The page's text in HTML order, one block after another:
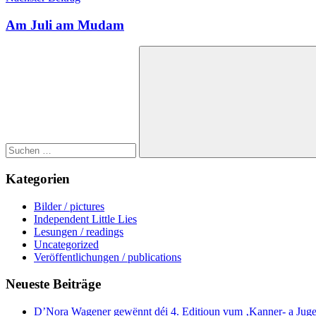
Am Juli am Mudam
Suchen
Kategorien
Bilder / pictures
Independent Little Lies
Lesungen / readings
Uncategorized
Veröffentlichungen / publications
Neueste Beiträge
D’Nora Wagener gewënnt déi 4. Editioun vum ‚Kanner- a